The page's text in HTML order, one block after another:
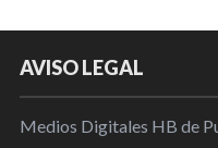
AVISO LEGAL
Medios Digitales HB de